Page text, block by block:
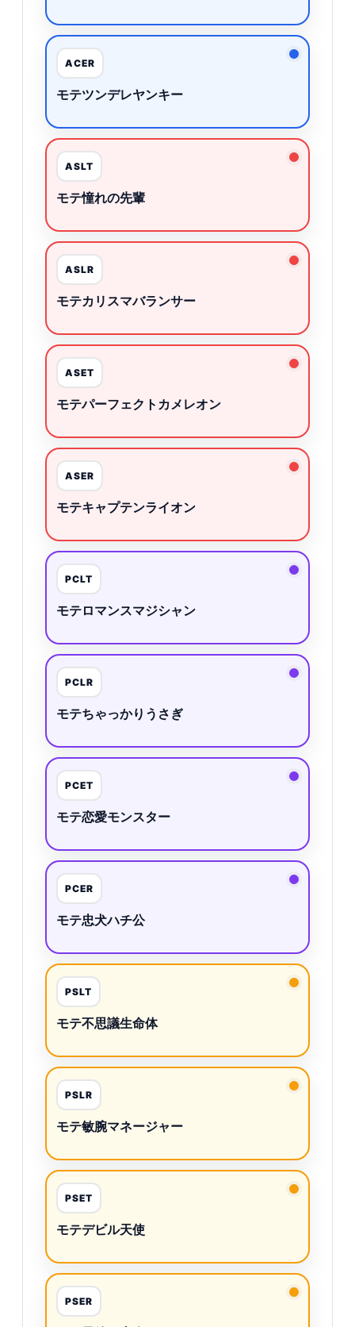
ACER
モテツンデレヤンキー
ASLT
モテ憧れの先輩
ASLR
モテカリスマバランサー
ASET
モテパーフェクトカメレオン
ASER
モテキャプテンライオン
PCLT
モテロマンスマジシャン
PCLR
モテちゃっかりうさぎ
PCET
モテ恋愛モンスター
PCER
モテ忠犬ハチ公
PSLT
モテ不思議生命体
PSLR
モテ敏腕マネージャー
PSET
モテデビル天使
PSER